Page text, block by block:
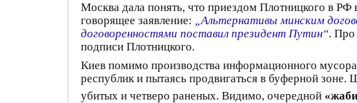
Москва дала понять, что приездом Плотницкого в
говорящее заявление: „Альтернативы минским
договоренностями поставил президент Путин“. Про
подписи Плотницкого.
Киев помимо производства информационного
республик и пытаясь продвигаться в буферной
убитых и четверо раненых. Видимо, очередной